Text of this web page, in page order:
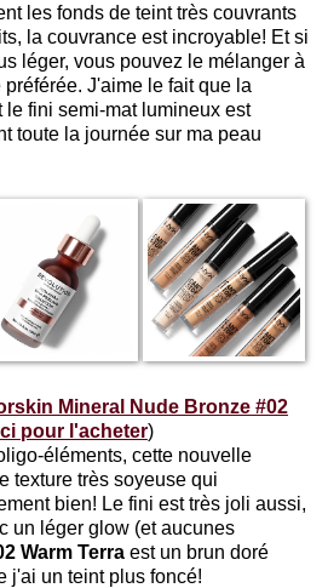
les fonds de teint très couvrants
la couvrance est incroyable! Et si
léger, vous pouvez le mélanger à
J'aime le fait que la
le fini semi-mat lumineux est
toute la journée sur ma peau
Mineral Nude Bronze #02
pour l'acheter)
éléments, cette nouvelle
texture très soyeuse qui
bien! Le fini est très joli aussi,
un léger glow (et aucunes
Warm Terra est un brun doré
j'ai un teint plus foncé!